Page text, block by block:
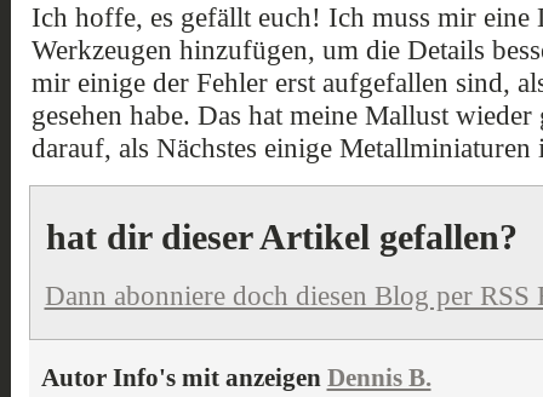
Ich hoffe, es gefällt euch! Ich muss mir eine
Werkzeugen hinzufügen, um die Details
mir einige der Fehler erst aufgefallen sind,
gesehen habe. Das hat meine Mallust
darauf, als Nächstes einige
hat dir dieser Artikel gefallen?
Dann abonniere doch diesen Blog per RSS
Autor Info's mit anzeigen Dennis B.